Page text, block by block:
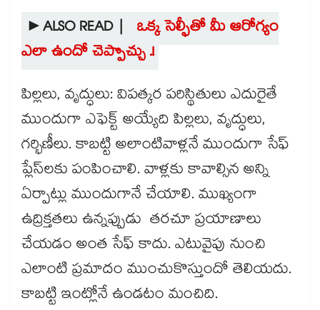
►ALSO READ | ఒక్క సెల్ఫీతో మీ ఆరోగ్యం
ఎలా ఉందో చెప్పొచ్చు .!
పిల్లలు, వృద్ధులు: విపత్కర పరిస్థితులు ఎదురైతే
ముందుగా ఎఫెక్ట్‌ అయ్యేది పిల్లలు, వృద్ధులు,
గర్భిణీలు. కాబట్టి అలాంటివాళ్లనే ముందుగా సేఫ్​
ప్లేస్​లకు పంపించాలి. వాళ్లకు కావాల్సిన అన్ని
ఏర్పాట్లు ముందుగానే చేయాలి. ముఖ్యంగా
ఉద్రిక్తతలు ఉన్నప్పుడు తరచూ ప్రయాణాలు
చేయడం అంత సేఫ్​ కాదు. ఎటువైపు నుంచి
ఎలాంటి ప్రమాదం ముంచుకొస్తుందో తెలియదు.
కాబట్టి ఇంట్లోనే ఉండటం మంచిది.